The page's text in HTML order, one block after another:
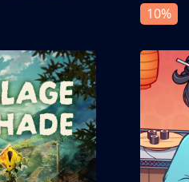
10%